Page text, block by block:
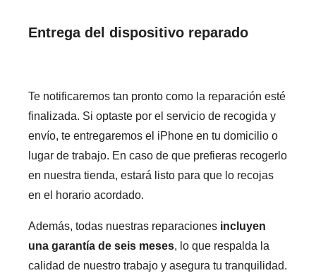
Entrega del dispositivo reparado
Te notificaremos tan pronto como la reparación esté
finalizada. Si optaste por el servicio de recogida y
envío, te entregaremos el iPhone en tu domicilio o
lugar de trabajo. En caso de que prefieras recogerlo
en nuestra tienda, estará listo para que lo recojas
en el horario acordado.
Además, todas nuestras reparaciones incluyen
una garantía de seis meses, lo que respalda la
calidad de nuestro trabajo y asegura tu tranquilidad.